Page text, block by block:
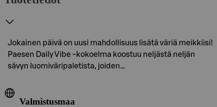
Jokainen päivä on uusi mahdollisuus lisätä väriä meikkiisi!
Paesen Daily Vibe -kokoelma koostuu neljästä neljän
sävyn luomiväripaletista, joiden…
Valmistusmaa